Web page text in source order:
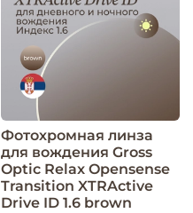
Фотохромная линза
для вождения Gross
Optic Relax Opensense
Transition XTRActive
Drive ID 1.6 brown